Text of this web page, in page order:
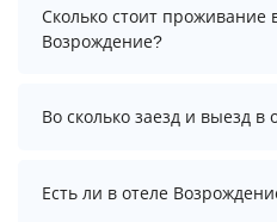
Сколько стоит проживание
Возрождение?
Стоимость проживания в
начинается от 1200
Во сколько заезд и выезд в
Заезд возможен после
осуществить до 12:00.
Есть ли в отеле